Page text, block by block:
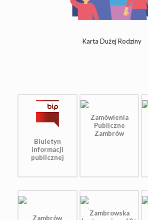
Karta Dużej Rodziny
Biuletyn
informacji
publicznej
Zamówienia
Publiczne
Zambrów
Zambrów
Zambrowska